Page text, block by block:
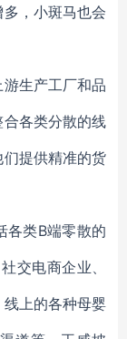
，小斑马也会
生产工厂和品
各类分散的线
提供精准的货
各类B端零散的
交电商企业、
上的各种母婴